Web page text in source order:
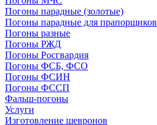
Погоны парадные (золотые)
Погоны парадные для прапорщиков
Погоны разные
Погоны РЖД
Погоны Росгвардия
Погоны ФСБ, ФСО
Погоны ФСИН
Погоны ФССП
Фальш-погоны
Услуги
Изготовление шевронов